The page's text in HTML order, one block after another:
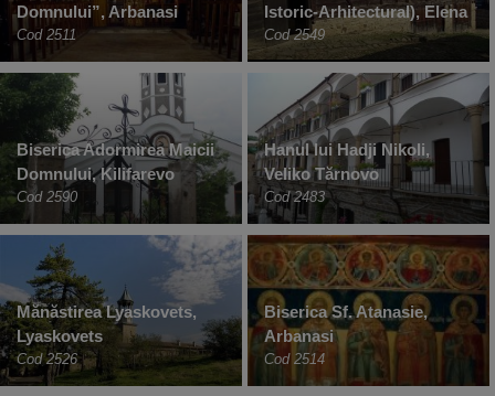
Domnului”, Arbanasi
Cod 2511
Istoric-Arhitectural), Elena
Cod 2549
Biserica Adormirea Maicii
Domnului, Kilifarevo
Cod 2590
Hanul lui Hadji Nikoli,
Veliko Tărnovo
Cod 2483
Mănăstirea Lyaskovets,
Lyaskovets
Cod 2526
Biserica Sf. Atanasie,
Arbanasi
Cod 2514